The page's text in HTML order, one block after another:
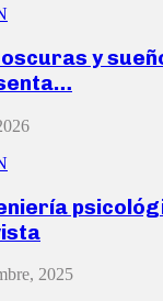
y
2025